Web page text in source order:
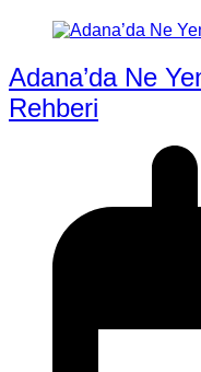
Adana’da Ne
Rehberi